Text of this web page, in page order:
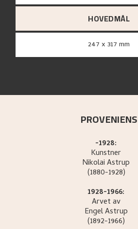
HOVEDMÅL
247 x 317 mm
PROVENIENS
-1928:
Kunstner
NikolaiAstrup
(1880-1928)
1928-1966:
Arvet av
EngelAstrup
(1892-1966)